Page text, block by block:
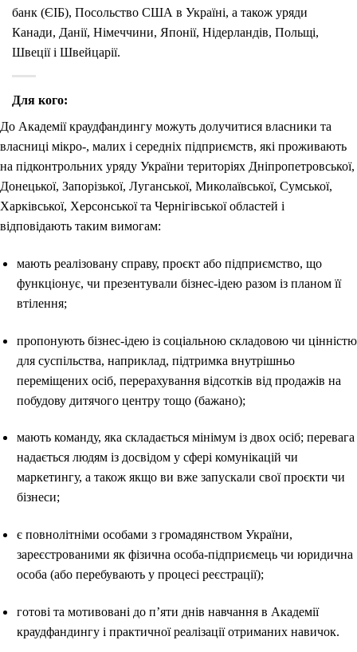
банк (ЄІБ), Посольство США в Україні, а також уряди
Канади, Данії, Німеччини, Японії, Нідерландів, Польщі,
Швеції і Швейцарії.
Для кого:
До Академії краудфандингу можуть долучитися власники та
власниці мікро-, малих і середніх підприємств, які проживають
на підконтрольних уряду України територіях Дніпропетровської,
Донецької, Запорізької, Луганської, Миколаївської, Сумської,
Харківської, Херсонської та Чернігівської областей і
відповідають таким вимогам:
мають реалізовану справу, проєкт або підприємство, що
функціонує, чи презентували бізнес-ідею разом із планом її
втілення;
пропонують бізнес-ідею із соціальною складовою чи цінністю
для суспільства, наприклад, підтримка внутрішньо
переміщених осіб, перерахування відсотків від продажів на
побудову дитячого центру тощо (бажано);
мають команду, яка складається мінімум із двох осіб; перевага
надається людям із досвідом у сфері комунікацій чи
маркетингу, а також якщо ви вже запускали свої проєкти чи
бізнеси;
є повнолітніми особами з громадянством України,
зареєстрованими як фізична особа-підприємець чи юридична
особа (або перебувають у процесі реєстрації);
готові та мотивовані до п’яти днів навчання в Академії
краудфандингу і практичної реалізації отриманих навичок.